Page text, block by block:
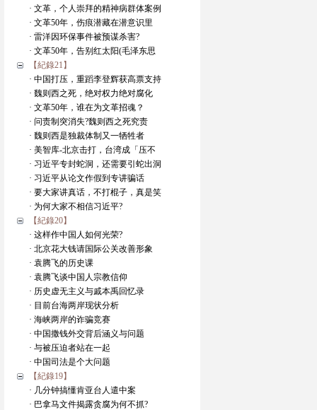
· 文革，个人崇拜的精神病群体案例
· 文革50年，伤痕潜藏在潜意识里
· 雷洋因环保事件被预谋杀害?
· 文革50年，告别红太阳(毛泽东思
【紀錄21】
· 中国打压，重蹈李登辉获高票支持
· 魏则西之死，绝对权力绝对腐化
· 文革50年，谁在为文革招魂？
· 问责制突消失?魏则西之死究责
· 魏则西是独裁体制又一牺牲者
· 美智库-北京击打，台湾成「压不
· 习近平专封蛇洞，还需要引蛇出洞
· 习近平从论文作假到专讲骗话
· 要大家讲真话，不打棍子，真是笑
· 为何大家不相信习近平?
【紀錄20】
· 这样作中国人如何光荣?
· 北京花大钱请国际公关改善形象
· 袁腾飞的历史课
· 袁腾飞谈中国人宗教信仰
· 历史虚无主义与戚本禹回忆录
· 目前台海两岸现状分析
· 海峡两岸的诈骗竞赛
· 中国撒钱外交背后涵义与问题
· 与被压迫者站在一起
· 中国司法是个大问题
【紀錄19】
· 几分钟搞懂肯亚台人遣中案
· 巴拿马文件揭露贪腐为何不抓?